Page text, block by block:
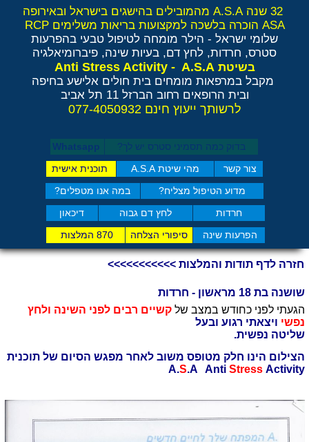
צור קשר מהי שיטת A.S.A תוכנית אישית
חרדות לחץ דם גבוה דיכאון
מדוע הטיפול מצליח? במה אנו מטפלים?
הפרעות שינה סיפורי הצלחה 870 המלצות
בדוק כמה תסמיני סט​רס יש לך? Whatsapp
32 שנה A.S.A מהמובילים בהישגים בישראל ובאירופה
ASA הוכרה בלשכה למקצועות בריאות משלימים RCP
שלומי ישראל - הילר מומחה לטיפול טבעי בהפרעות
סטרס, חרדות, לחץ דם, בעיות שינה, פיברומיאלגיה
בשיטת Anti Stress Activity - A.S.A
מקבל במרפאות מומחים בית חולים אלישע בחיפה
ובית הרופאים רחוב הברזל 11 תל אביב
לרשותך ייעוץ חינם 077-4050932
שושנה בת 18 מראשון - חרדות
הגעתי לפני כחודש במצב שלקשיים רבים לפני השינה ולחץ
נפשי ויצאתי רגוע ובעל
שליטה נפשית.
הצילום הינו חלק מטופס משוב לאחר מפגש הסיום של תוכנית
A.S.A Anti StressActivity
חזרה לדף תודות והמלצות >>>>>>>>>>>